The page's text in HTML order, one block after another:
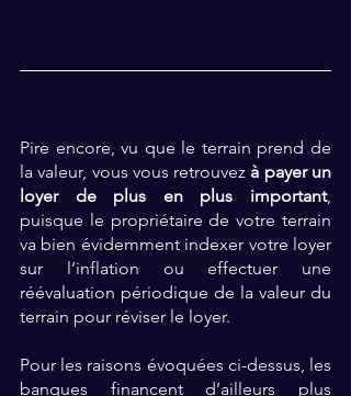
Pire encore, vu que le terrain prend de
la valeur, vous vous retrouvez à payer un
loyer de plus en plus important,
puisque le propriétaire de votre terrain
va bien évidemment indexer votre loyer
sur l’inflation ou effectuer une
réévaluation périodique de la valeur du
terrain pour réviser le loyer.
Pour les raisons évoquées ci-dessus, les
banques financent d’ailleurs plus